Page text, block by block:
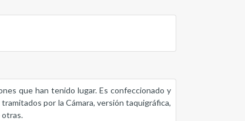
que han tenido lugar. Es confeccionado y
por la Cámara, versión taquigráfica,
otras.